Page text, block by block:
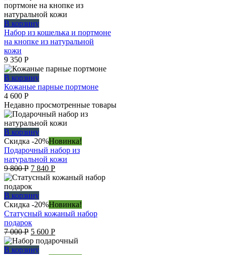
В корзину
Набор из кошелька и портмоне
на кнопке из натуральной
кожи
9 350 Р
В корзину
Кожаные парные портмоне
4 600 Р
Недавно просмотренные товары
В корзину
Скидка -20%Новинка!
Подарочный набор из
натуральной кожи
9 800Р Original
price
was:
9
800 руб..
7 840 РCurrent
price
840 руб..
В корзину
Скидка -20%Новинка!
Статусный кожаный набор
подарок
7 000Р Original
price
was:
5 600 РCurrent
price
В корзину